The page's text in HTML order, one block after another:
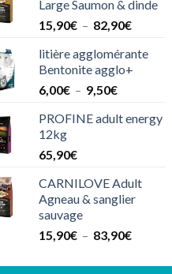
Large Saumon & dinde
15,90€ – 82,90€Plage
prix :
15,90€
litière agglomérante
Bentonite agglo+
6,00€ – 9,50€Plage
prix :
PROFINE adult energy
12kg
65,90€
CARNILOVE Adult
Agneau & sanglier
sauvage
15,90€ – 83,90€Plage
prix :